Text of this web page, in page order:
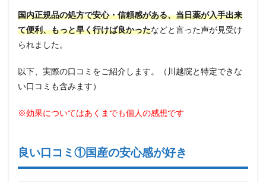
国内正規品の処方で安心・信頼感がある、当日薬が入手出来
て便利、もっと早く行けば良かったなどと言った声が見受け
られました。
以下、実際の口コミをご紹介します。（川越院と特定できな
い口コミも含みます）
※効果についてはあくまでも個人の感想です
良い口コミ①国産の安心感が好き